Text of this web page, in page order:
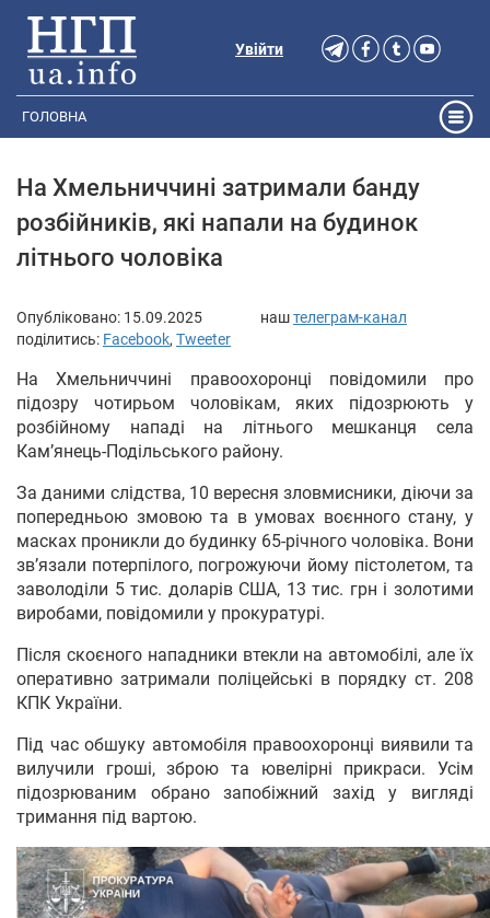
Увійти
ГОЛОВНА
На Хмельниччині затримали банду
розбійників, які напали на будинок
літнього чоловіка
Опубліковано: 15.09.2025 наштелеграм-канал
поділитись: Facebook, Tweeter
На Хмельниччині правоохоронці повідомили про
підозру чотирьом чоловікам, яких підозрюють у
розбійному нападі на літнього мешканця села
Кам’янець-Подільського району.
За даними слідства, 10 вересня зловмисники, діючи за
попередньою змовою та в умовах воєнного стану, у
масках проникли до будинку 65-річного чоловіка. Вони
зв’язали потерпілого, погрожуючи йому пістолетом, та
заволоділи 5 тис. доларів США, 13 тис. грн і золотими
виробами, повідомили у прокуратурі.
Після скоєного нападники втекли на автомобілі, але їх
оперативно затримали поліцейські в порядку ст. 208
КПК України.
Під час обшуку автомобіля правоохоронці виявили та
вилучили гроші, зброю та ювелірні прикраси. Усім
підозрюваним обрано запобіжний захід у вигляді
тримання під вартою.